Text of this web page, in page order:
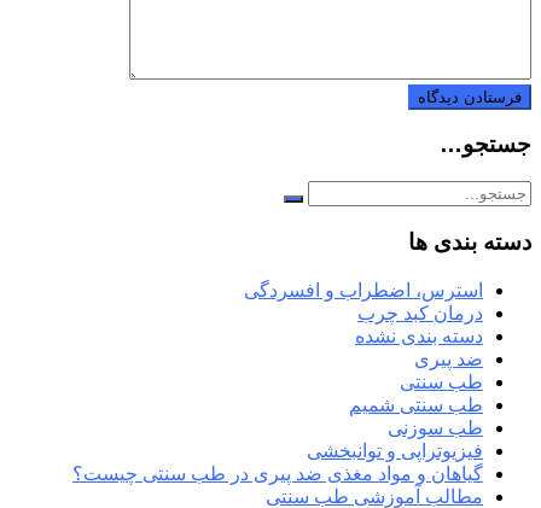
جستجو…
دسته بندی ها
استرس، اضطراب و افسردگی
درمان کبد چرب
دسته بندی نشده
ضد پیری
طب سنتی
طب سنتی شمیم
طب سوزنی
فیزیوتراپی و توانبخشی
گیاهان و مواد مغذی ضد پیری در طب سنتی چیست؟
مطالب آموزشی طب سنتی